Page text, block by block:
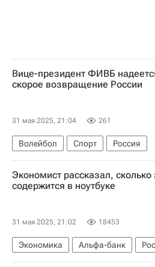
Вице-президент ФИВБ
скорое возвращение России
31 мая 2025, 21:04 261
Волейбол Спорт
Россия
Михаил Дегтярев
Зоран Гайич
Александр Вулин
Экономист рассказал, сколько
содержится в ноутбуке
31 мая 2025, 21:02 18453
Экономика Альфа-банк